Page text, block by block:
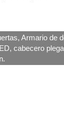
Armario de
cabecero